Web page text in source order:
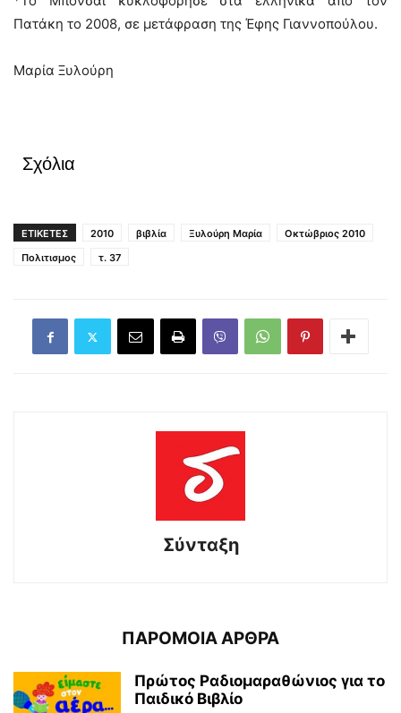
Πατάκη το 2008, σε μετάφραση της Έφης Γιαννοπούλου.
Μαρία Ξυλούρη
Σχόλια
ΕΤΙΚΕΤΕΣ 2010 βιβλία Ξυλούρη Μαρία
Οκτώβριος 2010
Πολιτισμος
τ. 37
Σύνταξη
ΠΑΡΟΜΟΙΑ ΑΡΘΡΑ
Πρώτος Ραδιομαραθώνιος για το
Παιδικό Βιβλίο